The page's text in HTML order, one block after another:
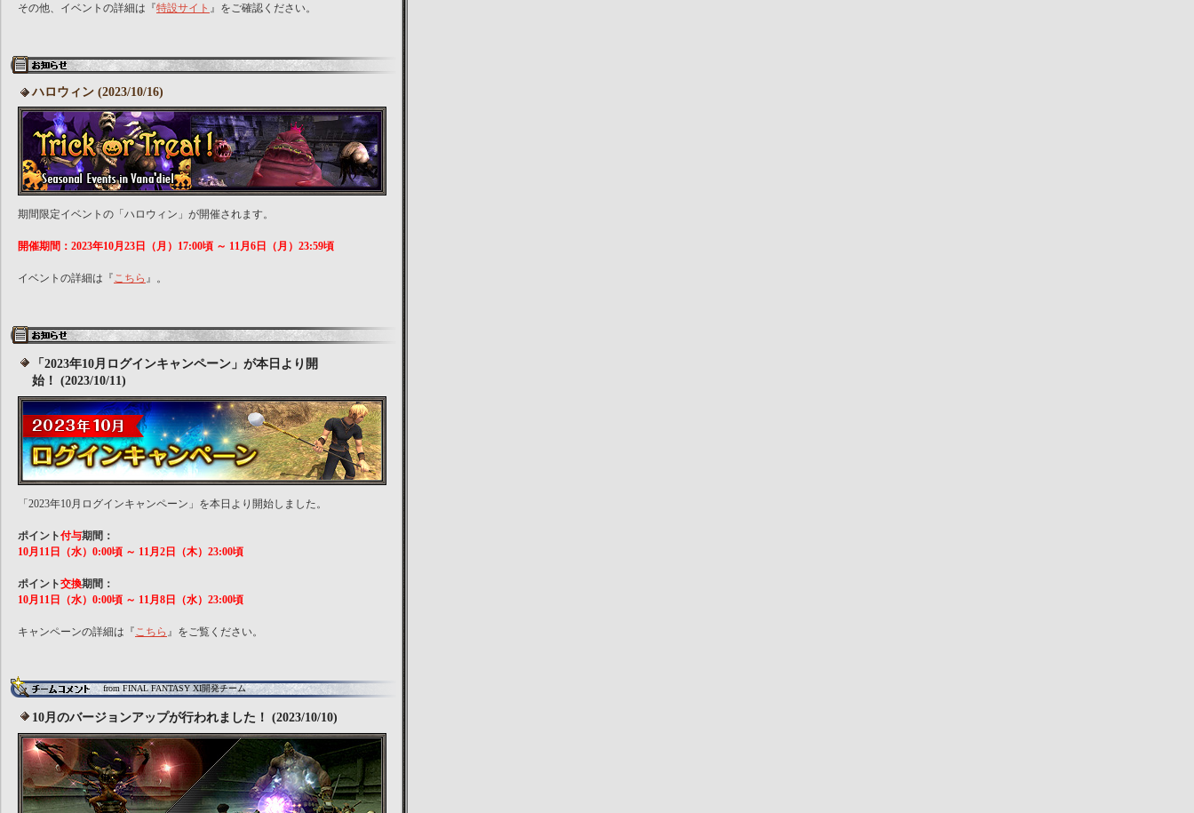
その他、イベントの詳細は『特設サイト 』をご確認ください。
ハロウィン (2023/10/16)
期間限定イベントの「ハロウィン」が開催されます。
開催期間：2023年10月23日（月）17:00頃 ～ 11月6日（月）23:59頃
イベントの詳細は『こちら 』。
「2023年10月ログインキャンペーン」が本日より開
始！ (2023/10/11)
「2023年10月ログインキャンペーン」を本日より開始しました。
ポイント付与期間：
10月11日（水）0:00頃 ～ 11月2日（木）23:00頃
ポイント交換期間：
10月11日（水）0:00頃 ～ 11月8日（水）23:00頃
キャンペーンの詳細は『こちら 』をご覧ください。
from FINAL FANTASY XI開発チーム
10月のバージョンアップが行われました！ (2023/10/10)